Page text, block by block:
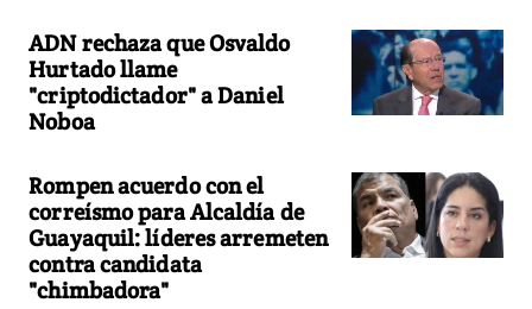
ADN rechaza que Osvaldo
Hurtado llame
"criptodictador" a Daniel
Noboa
Rompen acuerdo con el
correísmo para Alcaldía de
Guayaquil: líderes arremeten
contra candidata
"chimbadora"